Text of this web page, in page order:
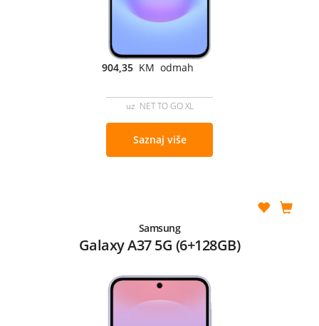
904,35 KM odmah
uz NET TO GO XL
Saznaj više
Samsung
Galaxy A37 5G (6+128GB)